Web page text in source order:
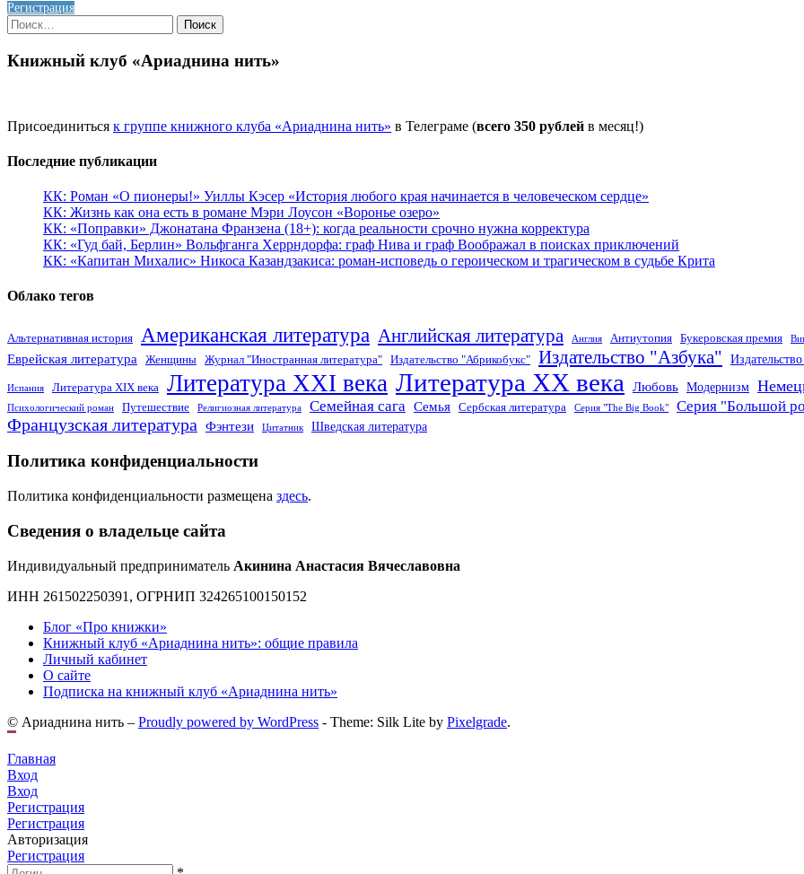
Регистрация
Найти:
Книжный клуб «Ариаднина нить»
Присоединиться к группе книжного клуба «Ариаднина нить» в Телеграме (всего 350 рублей в месяц!)
Последние публикации
КК: Роман «О пионеры!» Уиллы Кэсер «История любого края начинается в человеческом сердце»
КК: Жизнь как она есть в романе Мэри Лоусон «Воронье озеро»
КК: «Поправки» Джонатана Франзена (18+): когда реальности срочно нужна корректура
КК: «Гуд бай, Берлин» Вольфганга Херрндорфа: граф Нива и граф Воображал в поисках приключений
КК: «Капитан Михалис» Никоса Казандзакиса: роман-исповедь о героическом и трагическом в судьбе Крита
Облако тегов
Альтернативная история Американская литература Английская литература Англия Антиутопия Букеровская премия
Еврейская литература Женщины Журнал "Иностранная литература" Издательство "Абрикобукс" Издательство "Азбука"
Испания Литература XIX века Литература XXI века Литература XX века Любовь Модернизм
Психологический роман Путешествие Религиозная литература Семейная сага Семья Сербская литература Серия "The Big Book" Серия "Большой
Французская литература Фэнтези Цитатник Шведская литература
Политика конфиденциальности
Политика конфиденциальности размещена здесь.
Сведения о владельце сайта
Индивидуальный предприниматель Акинина Анастасия Вячеславовна
ИНН 261502250391, ОГРНИП 324265100150152
Блог «Про книжки»
Книжный клуб «Ариаднина нить»: общие правила
Личный кабинет
О сайте
Подписка на книжный клуб «Ариаднина нить»
© Ариаднина нить – Proudly powered by WordPress - Theme: Silk Lite by Pixelgrade.
Главная
Вход
Вход
Регистрация
Регистрация
Авторизация
Регистрация